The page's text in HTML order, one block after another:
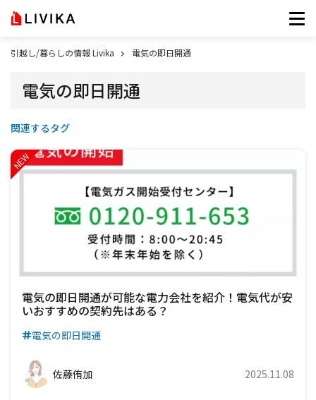
引越し/暮らしの情報 Livika 電気の即日開通
電気の即日開通
関連するタグ
電気の即日開通が可能な電力会社を紹介！電気代が安
いおすすめの契約先はある？
電気の即日開通
佐藤侑加 2025.11.08